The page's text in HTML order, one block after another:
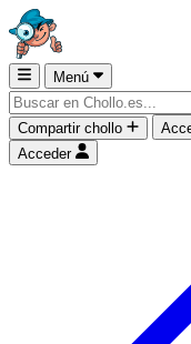
Menú
Compartir chollo
Acceder